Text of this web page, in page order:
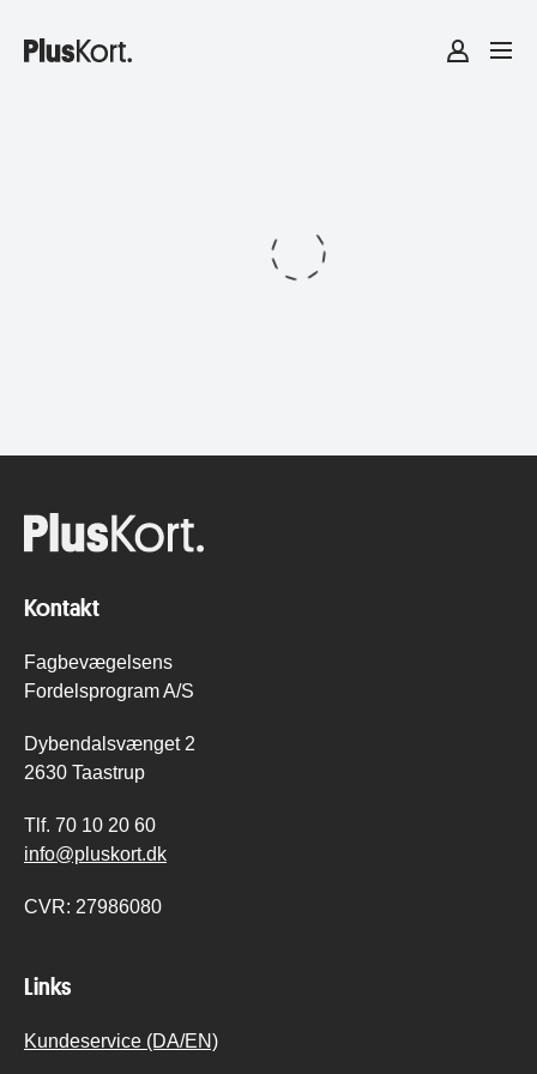
Kontakt
Fagbevægelsens
Fordelsprogram A/S
Dybendalsvænget 2
2630 Taastrup
Tlf. 70 10 20 60
info@pluskort.dk
CVR: 27986080
Links
Kundeservice (DA/EN)